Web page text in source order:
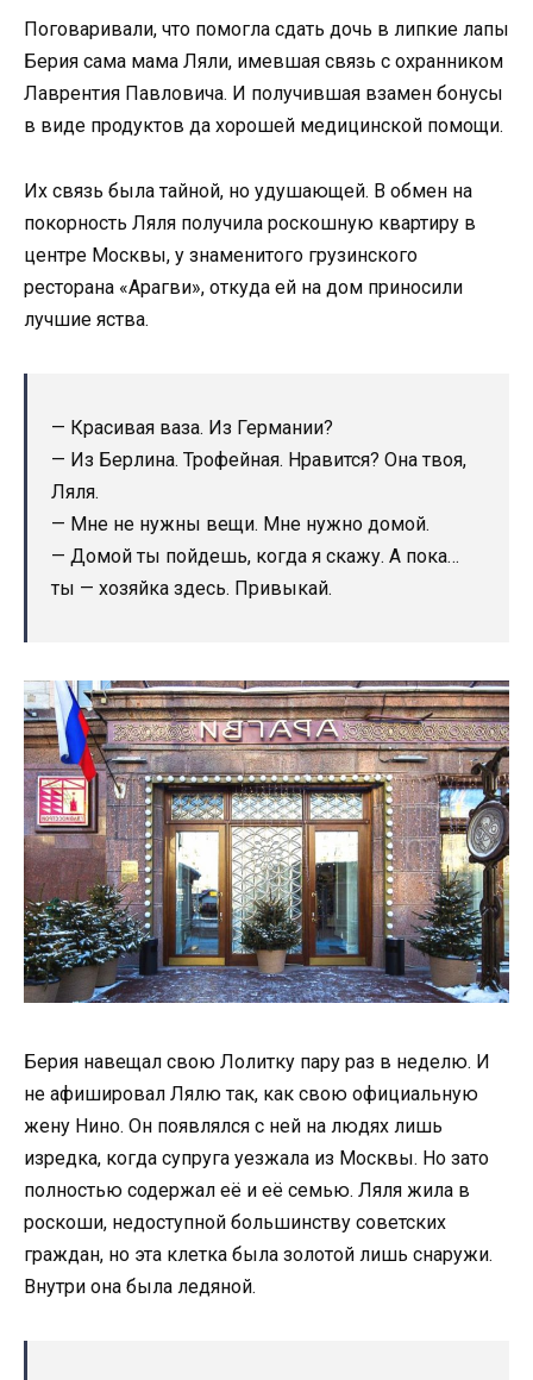
Поговаривали, что помогла сдать дочь в липкие лапы
Берия сама мама Ляли, имевшая связь с охранником
Лаврентия Павловича. И получившая взамен бонусы
в виде продуктов да хорошей медицинской помощи.
Их связь была тайной, но удушающей. В обмен на
покорность Ляля получила роскошную квартиру в
центре Москвы, у знаменитого грузинского
ресторана «Арагви», откуда ей на дом приносили
лучшие яства.
— Красивая ваза. Из Германии?
— Из Берлина. Трофейная. Нравится? Она твоя,
Ляля.
— Мне не нужны вещи. Мне нужно домой.
— Домой ты пойдешь, когда я скажу. А пока…
ты — хозяйка здесь. Привыкай.
Берия навещал свою Лолитку пару раз в неделю. И
не афишировал Лялю так, как свою официальную
жену Нино. Он появлялся с ней на людях лишь
изредка, когда супруга уезжала из Москвы. Но зато
полностью содержал её и её семью. Ляля жила в
роскоши, недоступной большинству советских
граждан, но эта клетка была золотой лишь снаружи.
Внутри она была ледяной.